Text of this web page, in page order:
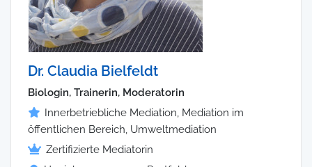
Dr. Claudia Bielfeldt
Biologin, Trainerin, Moderatorin
Innerbetriebliche Mediation, Mediation im
öffentlichen Bereich, Umweltmediation
Zertifizierte Mediatorin